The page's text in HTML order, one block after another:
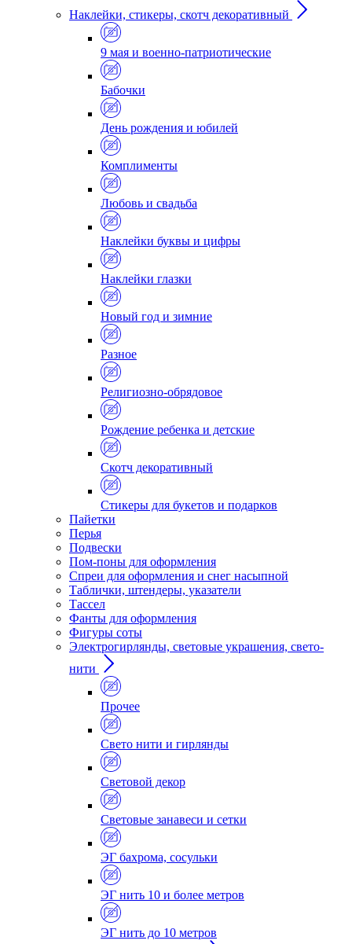
Наклейки, стикеры, скотч декоративный
9 мая и военно-патриотические
Бабочки
День рождения и юбилей
Комплименты
Любовь и свадьба
Наклейки буквы и цифры
Наклейки глазки
Новый год и зимние
Разное
Религиозно-обрядовое
Рождение ребенка и детские
Скотч декоративный
Стикеры для букетов и подарков
Пайетки
Перья
Подвески
Пом-поны для оформления
Спреи для оформления и снег насыпной
Таблички, штендеры, указатели
Тассел
Фанты для оформления
Фигуры соты
Электрогирлянды, световые украшения, свето-
нити
Прочее
Свето нити и гирлянды
Световой декор
Световые занавеси и сетки
ЭГ бахрома, сосульки
ЭГ нить 10 и более метров
ЭГ нить до 10 метров